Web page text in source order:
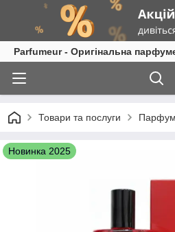
Parfumeur - Оригінальна
Товари та послуги
Новинка 2025